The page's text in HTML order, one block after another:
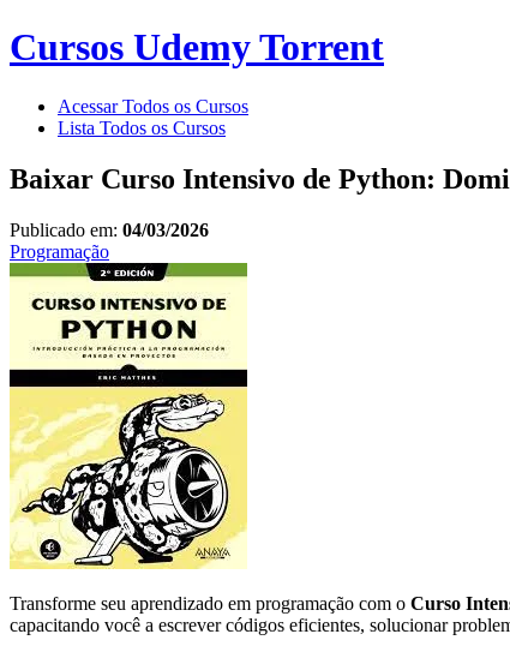
Cursos Udemy Torrent
Acessar Todos os Cursos
Lista Todos os Cursos
Baixar Curso Intensivo de Python:
Publicado em: 04/03/2026
Programação
Transforme seu aprendizado em programação com o Curso
capacitando você a escrever códigos eficientes, solucionar